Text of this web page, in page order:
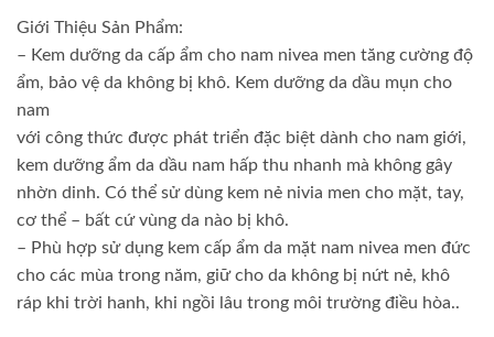
Giới Thiệu Sản Phẩm:
– Kem dưỡng da cấp ẩm cho nam nivea men tăng cường độ
ẩm, bảo vệ da không bị khô. Kem dưỡng da dầu mụn cho
nam
với công thức được phát triển đặc biệt dành cho nam giới,
kem dưỡng ẩm da dầu nam hấp thu nhanh mà không gây
nhờn dinh. Có thể sử dùng kem nẻ nivia men cho mặt, tay,
cơ thể – bất cứ vùng da nào bị khô.
– Phù hợp sử dụng kem cấp ẩm da mặt nam nivea men đức
cho các mùa trong năm, giữ cho da không bị nứt nẻ, khô
ráp khi trời hanh, khi ngồi lâu trong môi trường điều hòa..